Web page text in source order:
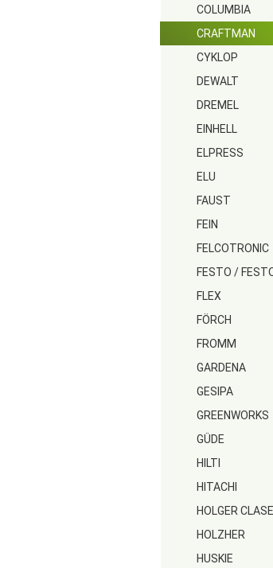
COLUMBIA
CRAFTMAN
CYKLOP
DEWALT
DREMEL
EINHELL
ELPRESS
ELU
FAUST
FEIN
FELCOTRONIC
FESTO /
FLEX
FÖRCH
FROMM
GARDENA
GESIPA
GREENWORKS
GÜDE
HILTI
HITACHI
HOLGER
HOLZHER
HUSKIE